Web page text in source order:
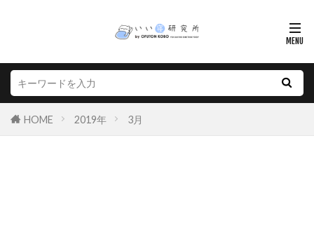
HOME 2019年 3月